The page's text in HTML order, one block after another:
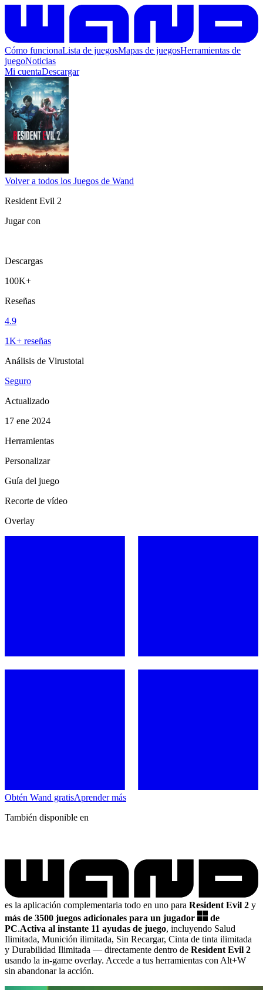
Cómo funcionaLista de juegosMapas de juegosHerramientas de
juegoNoticias
Mi cuentaDescargar
Volver a todos los Juegos de Wand
Resident Evil 2
Jugar con
Descargas
100K+
Reseñas
4.9
1K+ reseñas
Análisis de Virustotal
Seguro
Actualizado
17 ene 2024
Herramientas
Personalizar
Guía del juego
Recorte de vídeo
Overlay
Obtén Wand gratisAprender más
También disponible en
es la aplicación complementaria todo en uno para Resident Evil 2 y
más de 3500 juegos adicionales para un jugador
de
PC.Activa al instante 11 ayudas de juego, incluyendo Salud
Ilimitada, Munición ilimitada, Sin Recargar, Cinta de tinta ilimitada
y Durabilidad Ilimitada — directamente dentro de Resident Evil 2
usando la in-game overlay. Accede a tus herramientas con Alt+W
sin abandonar la acción.